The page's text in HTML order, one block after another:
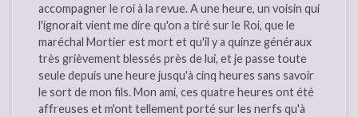
accompagner le roi à la revue. A une heure, un voisin qui
l'ignorait vient me dire qu'on a tiré sur le Roi, que le
maréchal Mortier est mort et qu'il y a quinze généraux
très grièvement blessés près de lui, et je passe toute
seule depuis une heure jusqu'à cinq heures sans savoir
le sort de mon fils. Mon ami, ces quatre heures ont été
affreuses et m'ont tellement porté sur les nerfs qu'à